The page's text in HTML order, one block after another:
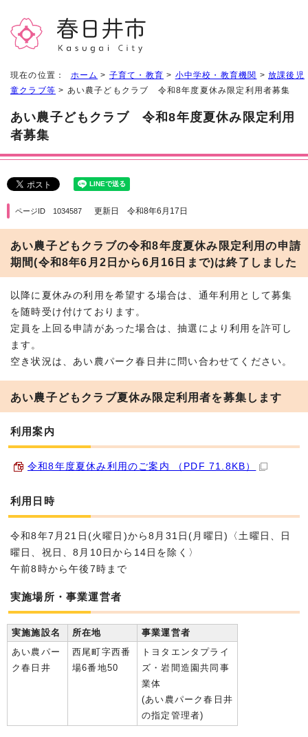
現在の位置： ホーム > 子育て・教育 > 小中学校・教育機関 >放課後児
童クラブ等 > あい農子どもクラブ 令和8年度夏休み限定利用者募集
あい農子どもクラブ 令和8年度夏休み限定利用
者募集
ページID 1034587 更新日 令和8年6月17日
あい農子どもクラブの令和8年度夏休み限定利用の申請
期間(令和8年6月2日から6月16日まで)は終了しました
以降に夏休みの利用を希望する場合は、通年利用として募集
を随時受け付けております。
定員を上回る申請があった場合は、抽選により利用を許可し
ます。
空き状況は、あい農パーク春日井に問い合わせてください。
あい農子どもクラブ夏休み限定利用者を募集します
利用案内
令和8年度夏休み利用のご案内 （PDF 71.8KB）
利用日時
令和8年7月21日(火曜日)から8月31日(月曜日)〈土曜日、日
曜日、祝日、8月10日から14日を除く〉
午前8時から午後7時まで
実施場所・事業運営者
実施施設名 所在地
事業運営者
あい農パー
ク春日井
西尾町字西番
場6番地50
トヨタエンタプライ
ズ・岩間造園共同事
業体
(あい農パーク春日井
の指定管理者)